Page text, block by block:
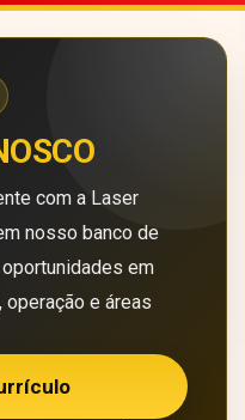
com a Laser
nosso banco de
em
operação e áreas